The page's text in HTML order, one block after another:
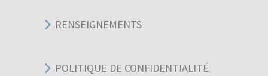
RENSEIGNEMENTS
POLITIQUE DE CONFIDENTIALITÉ